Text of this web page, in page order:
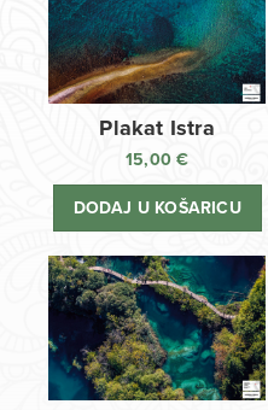
Plakat Istra
15,00€
DODAJ U KOŠARICU